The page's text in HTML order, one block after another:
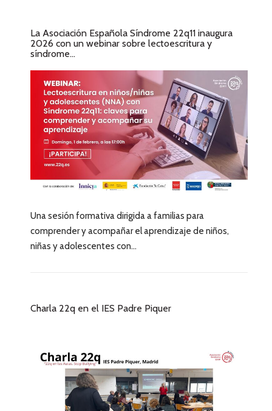
La Asociación Española Síndrome 22q11 inaugura
2026 con un webinar sobre lectoescritura y
síndrome...
Una sesión formativa dirigida a familias para
comprender y acompañar el aprendizaje de niños,
niñas y adolescentes con...
Charla 22q en el IES Padre Piquer